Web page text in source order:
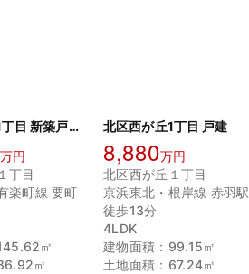
豊島区要町1丁目 新築戸建 B号棟
万円
丁目
楽町線 要町
㎡
㎡
北区西が丘1丁目 戸建
8,880万円
北区西が丘１丁目
京浜東北・根岸線 赤羽駅
徒歩13分
4LDK
建物面積：99.15㎡
土地面積：67.24㎡